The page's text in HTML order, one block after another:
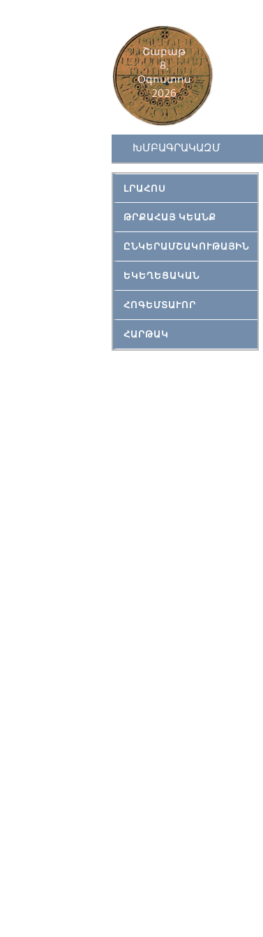
Շաբաթ
8,
Օգոստոս
2026
ԽՄԲԱԳՐԱԿԱԶՄ
ԼՐԱՀՈՍ
ԹՐՔԱՀԱՅ ԿԵԱՆՔ
ԸՆԿԵՐԱՄՇԱԿՈՒԹԱՅԻՆ
ԵԿԵՂԵՑԱԿԱՆ
ՀՈԳԵՄՏԱՒՈՐ
ՀԱՐԹԱԿ